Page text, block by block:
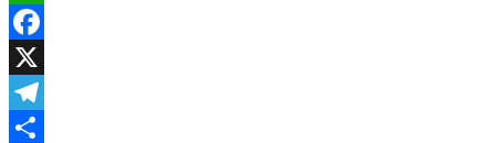
WhatsApp
Facebook
X
Telegram